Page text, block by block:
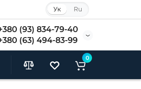
Ук Ru
(93) 834-79-40
(63) 494-83-99
0